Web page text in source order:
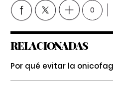
0
RELACIONADAS
Por qué evitar la